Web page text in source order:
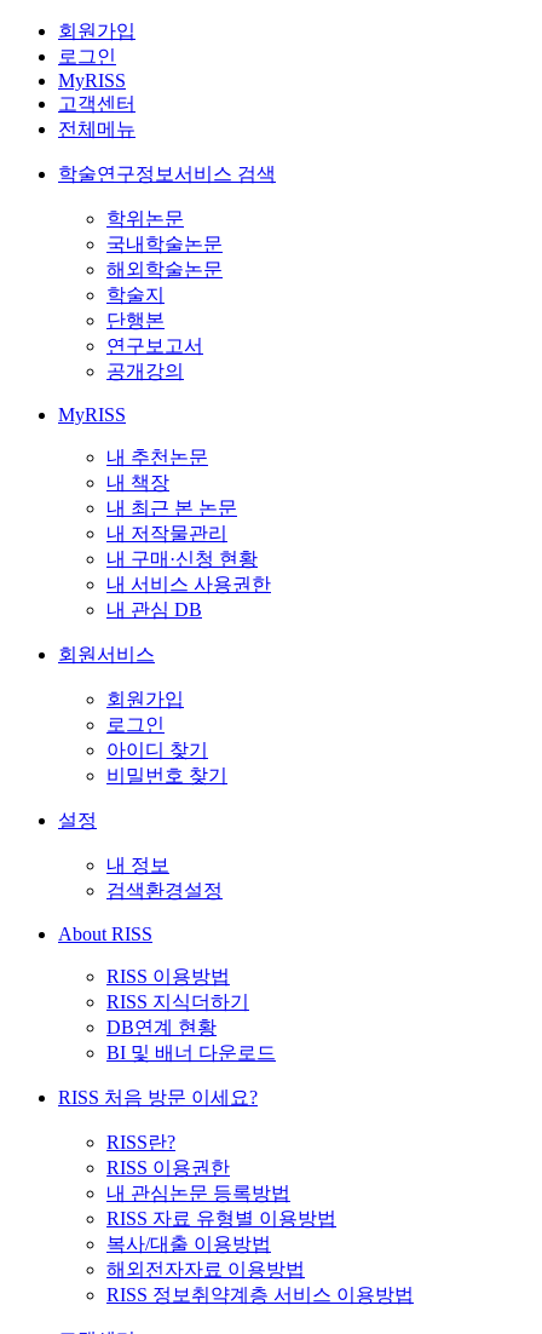
회원가입
로그인
MyRISS
고객센터
전체메뉴
학술연구정보서비스 검색
학위논문
국내학술논문
해외학술논문
학술지
단행본
연구보고서
공개강의
MyRISS
내 추천논문
내 책장
내 최근 본 논문
내 저작물관리
내 구매·신청 현황
내 서비스 사용권한
내 관심 DB
회원서비스
회원가입
로그인
아이디 찾기
비밀번호 찾기
설정
내 정보
검색환경설정
About RISS
RISS 이용방법
RISS 지식더하기
DB연계 현황
BI 및 배너 다운로드
RISS 처음 방문 이세요?
RISS란?
RISS 이용권한
내 관심논문 등록방법
RISS 자료 유형별 이용방법
복사/대출 이용방법
해외전자자료 이용방법
RISS 정보취약계층 서비스 이용방법